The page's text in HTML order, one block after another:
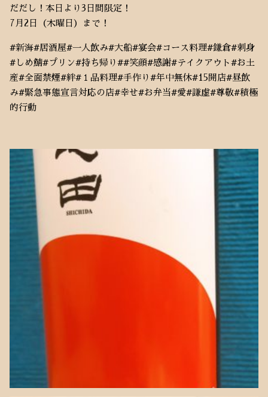
だだし！本日より3日間限定！
7月2日（木曜日）まで！
#新海#居酒屋#一人飲み#大船#宴会#コース料理#鎌倉#刺身
#しめ鯖#プリン#持ち帰り##笑顔#感謝#テイクアウト#お土
産#全面禁煙#絆#１品料理#手作り#年中無休#15開店#昼飲
み#緊急事態宣言対応の店#幸せ#お弁当#愛#謙虚#尊敬#積極
的行動